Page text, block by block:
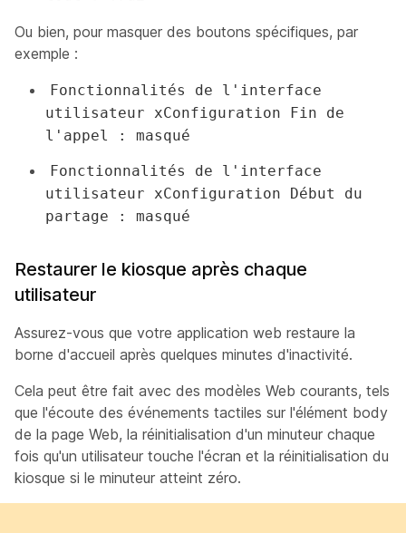
Ou bien, pour masquer des boutons spécifiques, par
exemple :
Fonctionnalités de l'interface
utilisateur xConfiguration Fin de
l'appel : masqué
Fonctionnalités de l'interface
utilisateur xConfiguration Début du
partage : masqué
Restaurer le kiosque après chaque
utilisateur
Assurez-vous que votre application web restaure la
borne d'accueil après quelques minutes d'inactivité.
Cela peut être fait avec des modèles Web courants, tels
que l'écoute des événements tactiles sur l'élément body
de la page Web, la réinitialisation d'un minuteur chaque
fois qu'un utilisateur touche l'écran et la réinitialisation du
kiosque si le minuteur atteint zéro.